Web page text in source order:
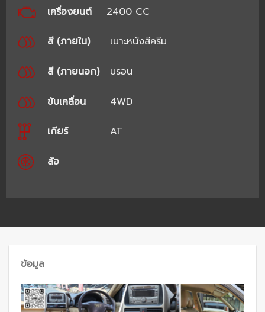
เครื่องยนต์ 2400 CC
สี (ภายใน) เบาะหนังสีครีม
สี (ภายนอก) บรอน
ขับเคลื่อน 4WD
เกียร์ AT
ล้อ
ข้อมูล